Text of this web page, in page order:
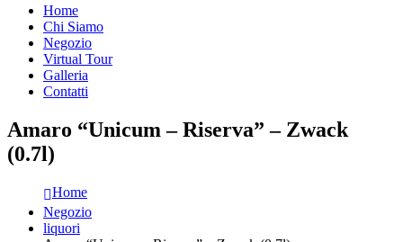
Home
Chi Siamo
Negozio
Virtual Tour
Galleria
Contatti
Amaro “Unicum – Riserva” – Zwack
(0.7l)
Home
Negozio
liquori